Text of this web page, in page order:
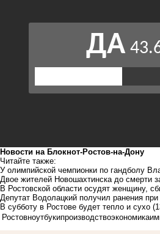
Новости на Блoкнoт-Ростов-на-Дону
Читайте также:
У олимпийской чемпионки по гандболу
Двое жителей Новошахтинска до смерти
В Ростовской области осудят женщину,
Депутат Водолацкий получил ранения
В субботу в Ростове будет тепло и сухо
Ростовноутбукипроизводствоэкономика